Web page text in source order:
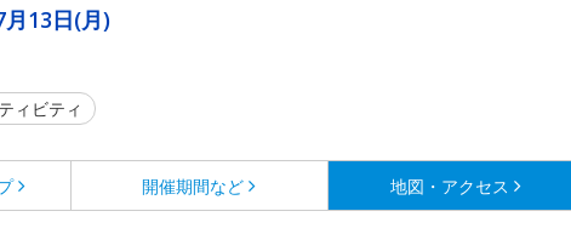
月13日(月)
ィビティ
開催期間など 地図・アクセス